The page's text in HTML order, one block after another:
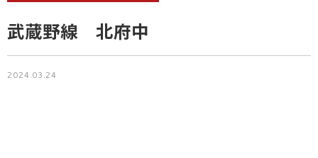
武蔵野線 北府中
2024.03.24